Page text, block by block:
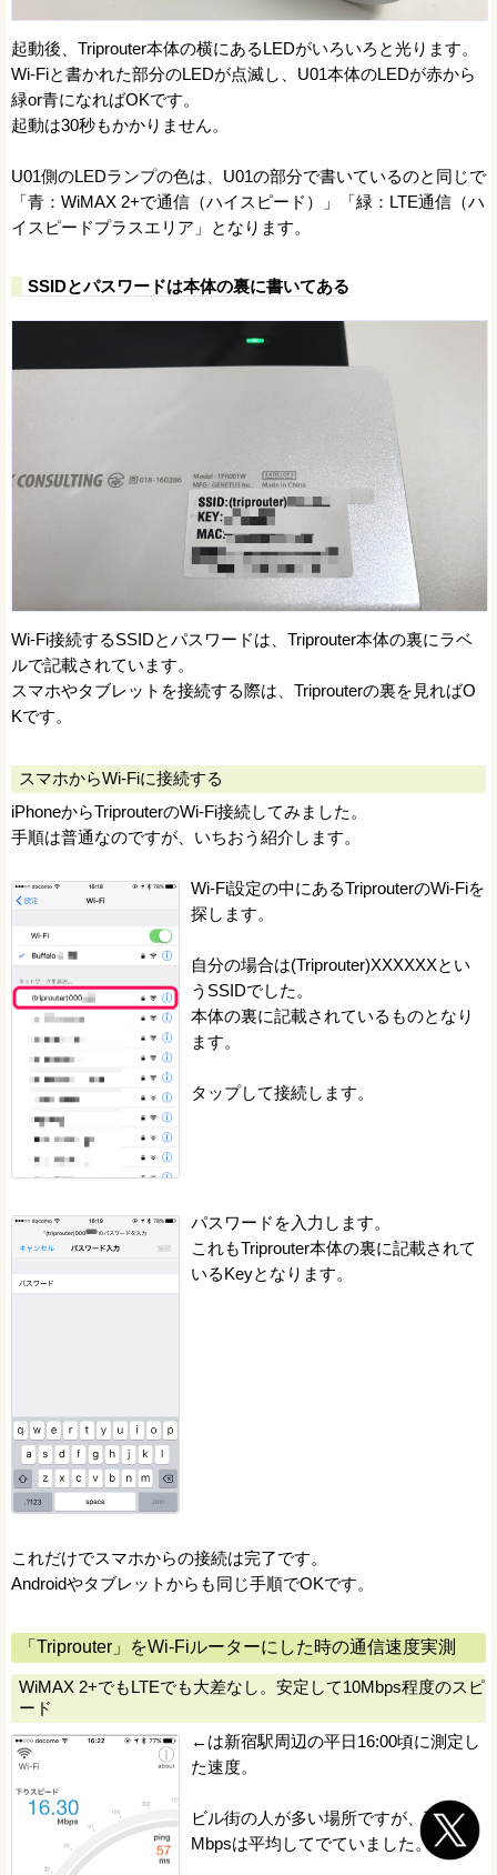
起動後、Triprouter本体の横にあるLEDがいろいろと光ります。
Wi-Fiと書かれた部分のLEDが点滅し、U01本体のLEDが赤から
緑or青になればOKです。
起動は30秒もかかりません。
U01側のLEDランプの色は、U01の部分で書いているのと同じで
「青：WiMAX 2+で通信（ハイスピード）」「緑：LTE通信（ハ
イスピードプラスエリア」となります。
SSIDとパスワードは本体の裏に書いてある
Wi-Fi接続するSSIDとパスワードは、Triprouter本体の裏にラベ
ルで記載されています。
スマホやタブレットを接続する際は、Triprouterの裏を見ればO
Kです。
スマホからWi-Fiに接続する
iPhoneからTriprouterのWi-Fi接続してみました。
手順は普通なのですが、いちおう紹介します。
Wi-Fi設定の中にあるTriprouterのWi-Fiを
探します。
自分の場合は(Triprouter)XXXXXXとい
うSSIDでした。
本体の裏に記載されているものとなり
ます。
タップして接続します。
パスワードを入力します。
これもTriprouter本体の裏に記載されて
いるKeyとなります。
これだけでスマホからの接続は完了です。
Androidやタブレットからも同じ手順でOKです。
「Triprouter」をWi-Fiルーターにした時の通信速度実測
WiMAX 2+でもLTEでも大差なし。安定して10Mbps程度のスピ
ード
←は新宿駅周辺の平日16:00頃に測定し
た速度。
ビル街の人が多い場所ですが、下り15
Mbpsは平均してでていました。